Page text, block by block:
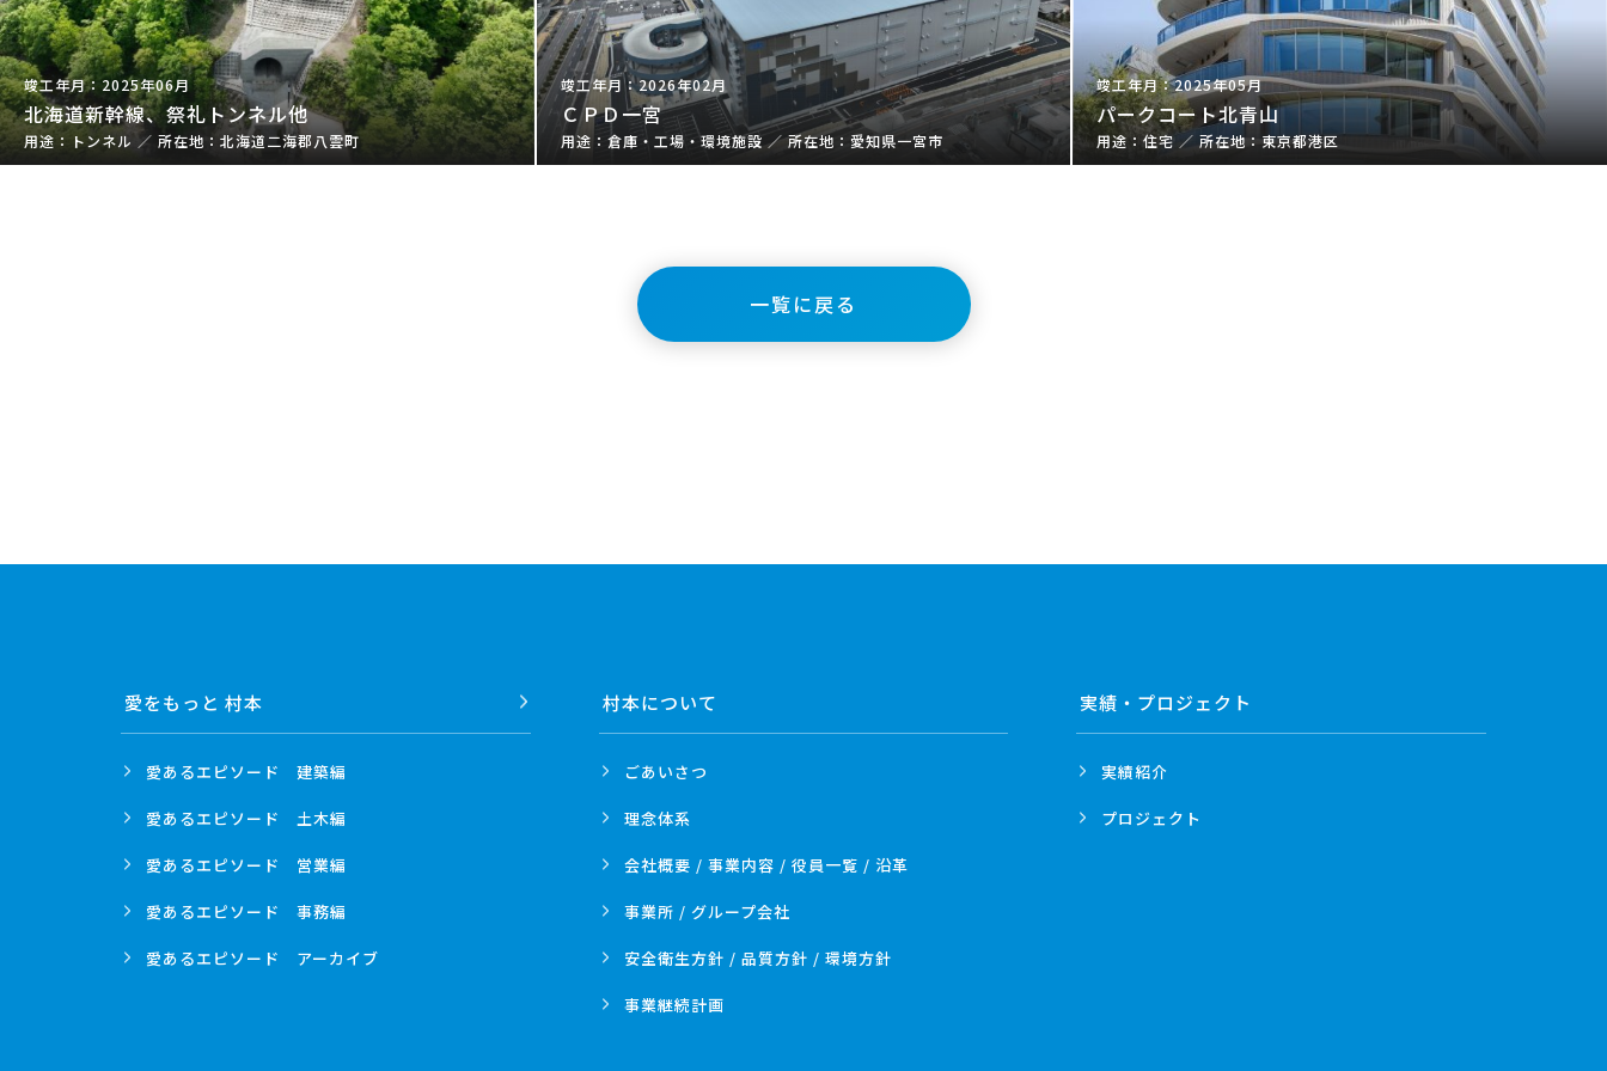
2025年06月
北海道新幹線、祭礼トンネル他
トンネル ／ 北海道二海郡八雲町
2026年02月
ＣＰＤ一宮
倉庫・工場・環境施設 ／ 愛知県一宮市
2025年05月
パークコート北青山
住宅 ／ 東京都港区
一覧に戻る
愛をもっと 村本
愛あるエピソード 建築編
愛あるエピソード 土木編
愛あるエピソード 営業編
愛あるエピソード 事務編
愛あるエピソード アーカイブ
村本について
ごあいさつ
理念体系
会社概要 / 事業内容 / 役員一覧 / 沿革
事業所 / グループ会社
安全衛生方針 / 品質方針 / 環境方針
事業継続計画
実績・プロジェクト
実績紹介
プロジェクト